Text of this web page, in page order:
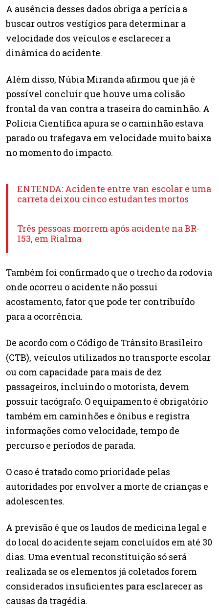
A ausência desses dados obriga a perícia a
buscar outros vestígios para determinar a
velocidade dos veículos e esclarecer a
dinâmica do acidente.
Além disso, Núbia Miranda afirmou que já é
possível concluir que houve uma colisão
frontal da van contra a traseira do caminhão. A
Polícia Científica apura se o caminhão estava
parado ou trafegava em velocidade muito baixa
no momento do impacto.
ENTENDA: Acidente entre van escolar e uma
carreta deixou cinco estudantes mortos
Três pessoas morrem após acidente na BR-
153, em Rialma
Também foi confirmado que o trecho da rodovia
onde ocorreu o acidente não possui
acostamento, fator que pode ter contribuído
para a ocorrência.
De acordo com o Código de Trânsito Brasileiro
(CTB), veículos utilizados no transporte escolar
ou com capacidade para mais de dez
passageiros, incluindo o motorista, devem
possuir tacógrafo. O equipamento é obrigatório
também em caminhões e ônibus e registra
informações como velocidade, tempo de
percurso e períodos de parada.
O caso é tratado como prioridade pelas
autoridades por envolver a morte de crianças e
adolescentes.
A previsão é que os laudos de medicina legal e
do local do acidente sejam concluídos em até 30
dias. Uma eventual reconstituição só será
realizada se os elementos já coletados forem
considerados insuficientes para esclarecer as
causas da tragédia.